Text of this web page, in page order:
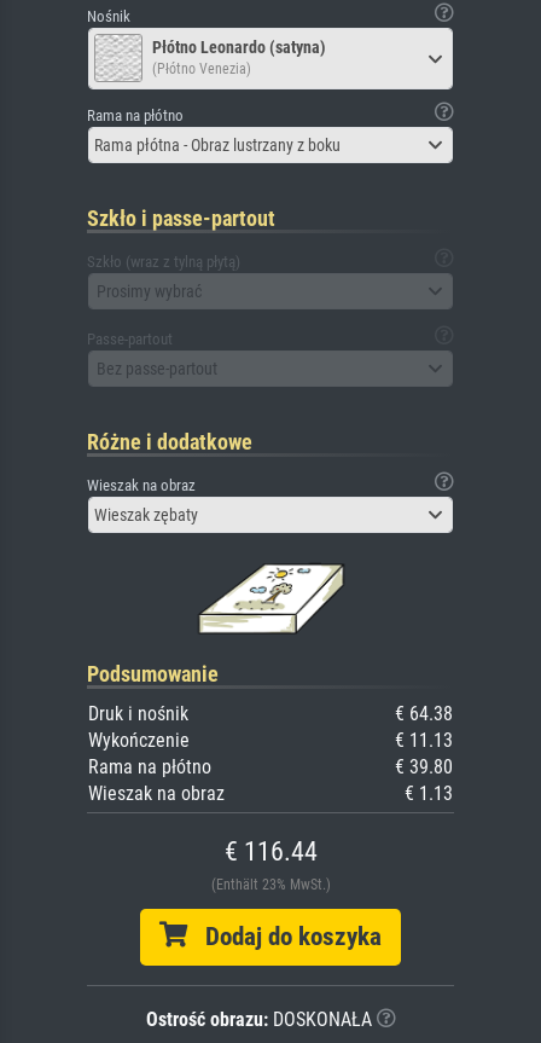
Nośnik
Płótno Leonardo (satyna)
(Płótno Venezia)
Rama na płótno
Rama płótna - Obraz lustrzany z boku
Szkło i passe-partout
Szkło (wraz z tylną płytą)
Prosimy wybrać
Passe-partout
Bez passe-partout
Różne i dodatkowe
Wieszak na obraz
Wieszak zębaty
Podsumowanie
Druk i nośnik
€ 64.38
Wykończenie
€ 11.13
Rama na płótno
€ 39.80
Wieszak na obraz
€ 1.13
€ 116.44
(Enthält 23% MwSt.)
Dodaj do koszyka
Ostrość obrazu:DOSKONAŁA